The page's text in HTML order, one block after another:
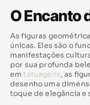
O Encanto
As figuras
únicas. Eles são o
manifestações
por sua profunda
em tatuagens, as
desenho uma
toque de elegância e